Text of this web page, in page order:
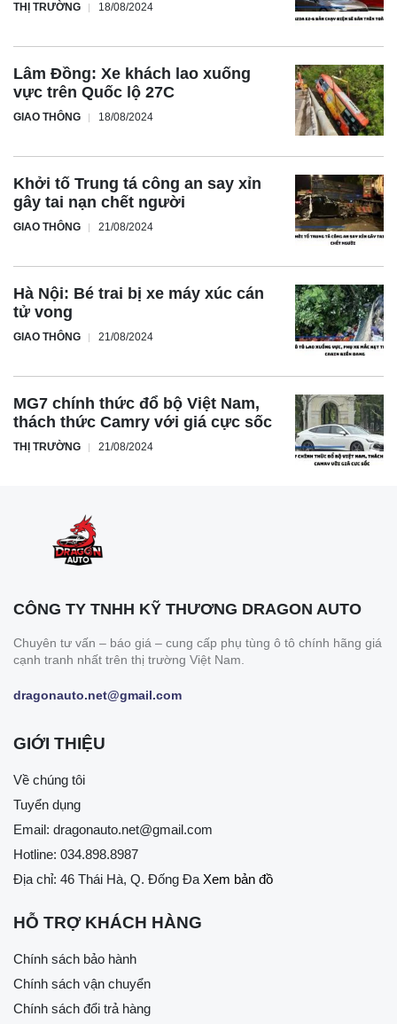
THỊ TRƯỜNG 18/08/2024
Lâm Đồng: Xe khách lao xuống
vực trên Quốc lộ 27C
GIAO THÔNG 18/08/2024
Khởi tố Trung tá công an say xỉn
gây tai nạn chết người
GIAO THÔNG 21/08/2024
Hà Nội: Bé trai bị xe máy xúc cán
tử vong
GIAO THÔNG 21/08/2024
MG7 chính thức đổ bộ Việt Nam,
thách thức Camry với giá cực sốc
THỊ TRƯỜNG 21/08/2024
CÔNG TY TNHH KỸ THƯƠNG DRAGON AUTO
Chuyên tư vấn – báo giá – cung cấp phụ tùng ô tô chính hãng giá
cạnh tranh nhất trên thị trường Việt Nam.
dragonauto.net@gmail.com
GIỚI THIỆU
Về chúng tôi
Tuyển dụng
Email: dragonauto.net@gmail.com
Hotline: 034.898.8987
Địa chỉ: 46 Thái Hà, Q. Đống Đa Xem bản đồ
HỖ TRỢ KHÁCH HÀNG
Chính sách bảo hành
Chính sách vận chuyển
Chính sách đổi trả hàng